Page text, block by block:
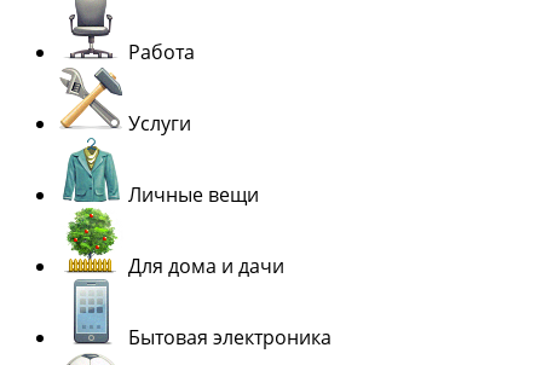
Работа
Услуги
Личные вещи
Для дома и дачи
Бытовая электроника